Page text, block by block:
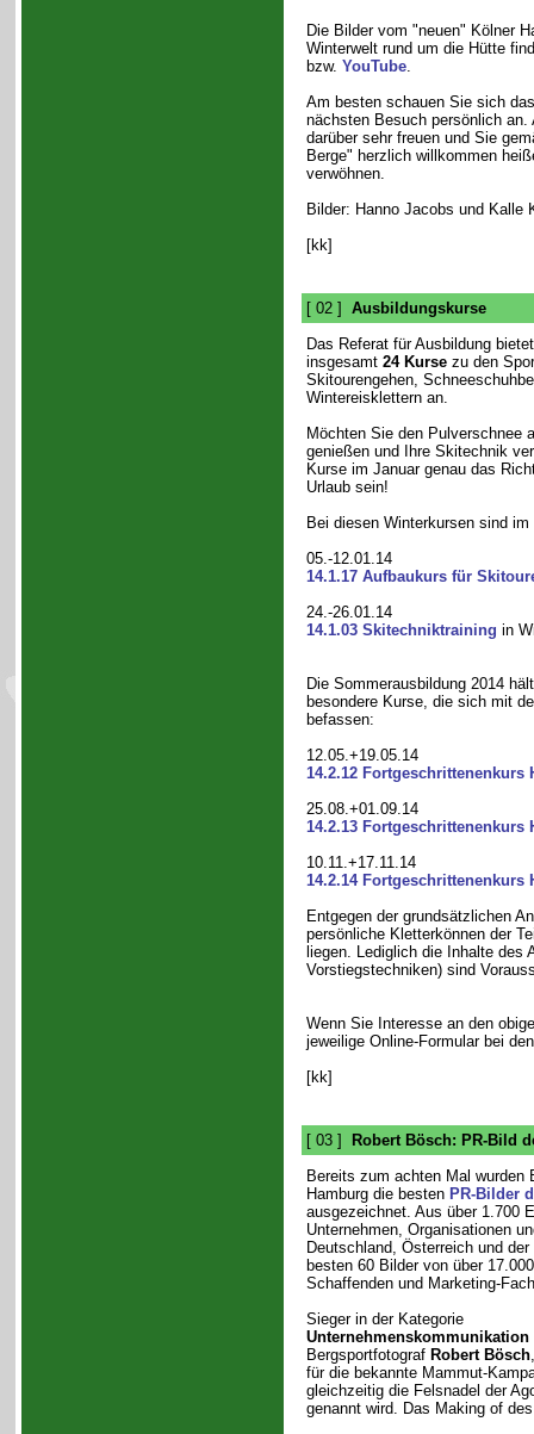
Die Bilder vom "neuen" Kölner
Winterwelt rund um die Hütte
bzw. YouTube.
Am besten schauen Sie sich
nächsten Besuch persönlich an.
darüber sehr freuen und Sie
Berge" herzlich willkommen
verwöhnen.
Bilder: Hanno Jacobs und Kalle
[kk]
[ 02 ] Ausbildungskurse
Das Referat für Ausbildung
insgesamt 24 Kursezu den
Skitourengehen,
Wintereisklettern an.
Möchten Sie den Pulverschnee
genießen und Ihre Skitechnik
Kurse im Januar genau das
Urlaub sein!
Bei diesen Winterkursen sind
05.-12.01.14
14.1.17 Aufbaukurs für
24.-26.01.14
14.1.03 Skitechniktraining in
Die Sommerausbildung 2014
besondere Kurse, die sich mit
befassen:
12.05.+19.05.14
14.2.12 Fortgeschrittenenkurs
25.08.+01.09.14
14.2.13 Fortgeschrittenenkurs
10.11.+17.11.14
14.2.14 Fortgeschrittenenkurs
Entgegen der grundsätzlichen
persönliche Kletterkönnen der
liegen. Lediglich die Inhalte des
Vorstiegstechniken) sind
Wenn Sie Interesse an den
jeweilige Online-Formular bei
[kk]
[ 03 ]
Robert Bösch: PR-Bild
Bereits zum achten Mal wurden
Hamburg die besten PR-Bilder
ausgezeichnet. Aus über 1.700
Unternehmen, Organisationen
Deutschland, Österreich und
besten 60 Bilder von über
Schaffenden und Marketing-
Sieger in der Kategorie
Unternehmenskommunikation
Bergsportfotograf Robert Bösch
für die bekannte Mammut-
gleichzeitig die Felsnadel der
genannt wird. Das Making of